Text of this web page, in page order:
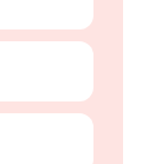
Ваш
Ваш